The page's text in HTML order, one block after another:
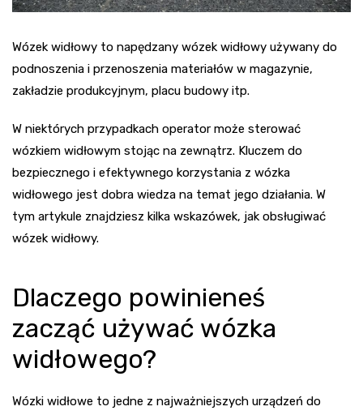
Wózek widłowy to napędzany wózek widłowy używany do
podnoszenia i przenoszenia materiałów w magazynie,
zakładzie produkcyjnym, placu budowy itp.
W niektórych przypadkach operator może sterować
wózkiem widłowym stojąc na zewnątrz. Kluczem do
bezpiecznego i efektywnego korzystania z wózka
widłowego jest dobra wiedza na temat jego działania. W
tym artykule znajdziesz kilka wskazówek, jak obsługiwać
wózek widłowy.
Dlaczego powinieneś
zacząć używać wózka
widłowego?
Wózki widłowe to jedne z najważniejszych urządzeń do